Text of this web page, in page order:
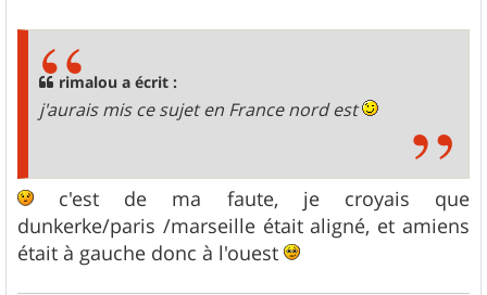
rimalou a écrit :
j'aurais mis ce sujet en France nord est
c'est de ma faute, je croyais que
dunkerke/paris /marseille était aligné, et amiens
était à gauche donc à l'ouest